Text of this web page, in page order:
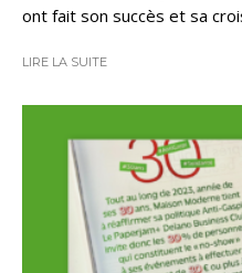
ont fait son succès et sa
LIRE LA SUITE